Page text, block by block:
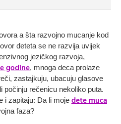
a šta razvojno mucanje kod
deteta se ne razvija uvijek
jezičkog razvoja,
godine, mnoga deca prolaze
zastajkuju, ubacuju glasove
počinju rečenicu nekoliko puta.
i zapitaju: Da li moje dete muca
faza?